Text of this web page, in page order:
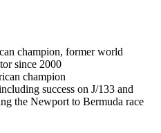
champion, former world
since 2000
champion
success on J/133 and
the Newport to Bermuda race